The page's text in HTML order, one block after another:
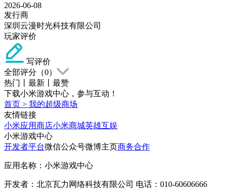
2026-06-08
发行商
深圳云漫时光科技有限公司
玩家评价
写评价
全部评分（0）
热门
最新
最赞
下载小米游戏中心，参与互动！
首页 > 我的超级商场
友情链接
小米应用商店小米商城英雄互娱
小米游戏中心
开发者平台微信公众号微博主页商务合作
应用名称：小米游戏中心
开发者：北京瓦力网络科技有限公司 电话：010-60606666